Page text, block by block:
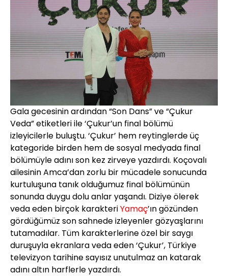
Gala gecesinin ardından “Son Dans” ve “Çukur
Veda” etiketleri ile ‘Çukur’un final bölümü
izleyicilerle buluştu. ‘Çukur’ hem reytinglerde üç
kategoride birden hem de sosyal medyada final
bölümüyle adını son kez zirveye yazdırdı. Koçovalı
ailesinin Amca’dan zorlu bir mücadele sonucunda
kurtuluşuna tanık olduğumuz final bölümünün
sonunda duygu dolu anlar yaşandı. Diziye ölerek
veda eden birçok karakteriYamaç’ın gözünden
gördüğümüz son sahnede izleyenler gözyaşlarını
tutamadılar. Tüm karakterlerine özel bir saygı
duruşuyla ekranlara veda eden ‘Çukur’, Türkiye
televizyon tarihine sayısız unutulmaz an katarak
adını altın harflerle yazdırdı.